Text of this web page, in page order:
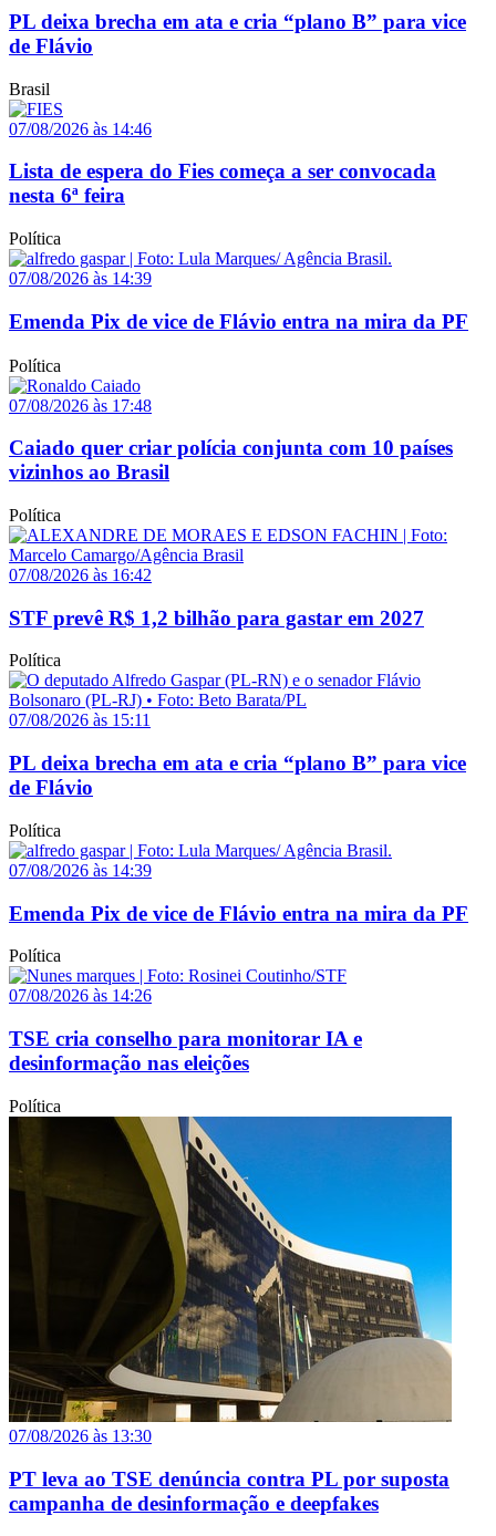
PL deixa brecha em ata e cria “plano B” para vice
de Flávio
Brasil
07/08/2026 às 14:46
Lista de espera do Fies começa a ser convocada
nesta 6ª feira
Política
07/08/2026 às 14:39
Emenda Pix de vice de Flávio entra na mira da PF
Política
07/08/2026 às 17:48
Caiado quer criar polícia conjunta com 10 países
vizinhos ao Brasil
Política
07/08/2026 às 16:42
STF prevê R$ 1,2 bilhão para gastar em 2027
Política
07/08/2026 às 15:11
PL deixa brecha em ata e cria “plano B” para vice
de Flávio
Política
07/08/2026 às 14:39
Emenda Pix de vice de Flávio entra na mira da PF
Política
07/08/2026 às 14:26
TSE cria conselho para monitorar IA e
desinformação nas eleições
Política
07/08/2026 às 13:30
PT leva ao TSE denúncia contra PL por suposta
campanha de desinformação e deepfakes